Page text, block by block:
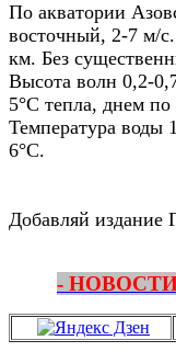
По акватории
восточный, 2-7 м/
км. Без
Высота волн 0,2-
5°С тепла, днем по
Температура воды
6°С.
Добавляй издание
-